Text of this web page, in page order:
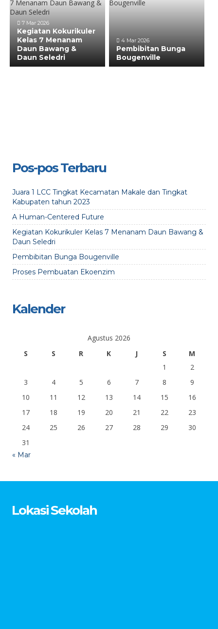
7 Mar 2026
Kegiatan Kokurikuler
Kelas 7 Menanam
Daun Bawang &
Daun Seledri
4 Mar 2026
Pembibitan Bunga
Bougenville
Pos-pos Terbaru
Juara 1 LCC Tingkat Kecamatan Makale dan Tingkat
Kabupaten tahun 2023
A Human-Centered Future
Kegiatan Kokurikuler Kelas 7 Menanam Daun Bawang &
Daun Seledri
Pembibitan Bunga Bougenville
Proses Pembuatan Ekoenzim
Kalender
Agustus 2026
S
S R K J S
M
1
2
3
4 5 6 7 8
9
10
11 12 13 14 15
16
17
18 19 20 21 22
23
24
25 26 27 28 29
30
31
« Mar
Lokasi Sekolah